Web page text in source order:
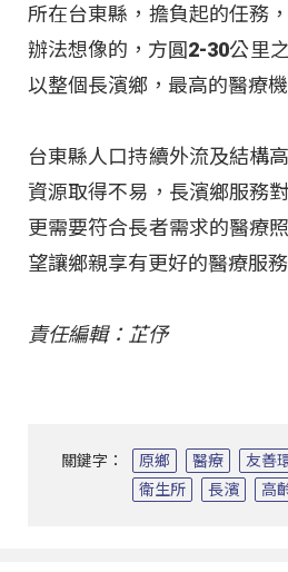
所在台東縣，擔負起的任務
辦法想像的，方圓2-30公里
以整個長濱鄉，最高的醫療
台東縣人口持續外流及結構
資源取得不易，長濱鄉服務
更需要符合長者需求的醫療
望讓鄉親享有更好的醫療服務
責任編輯：芷伃
關鍵字： 原鄉 醫療 友善
衛生所
長濱 高